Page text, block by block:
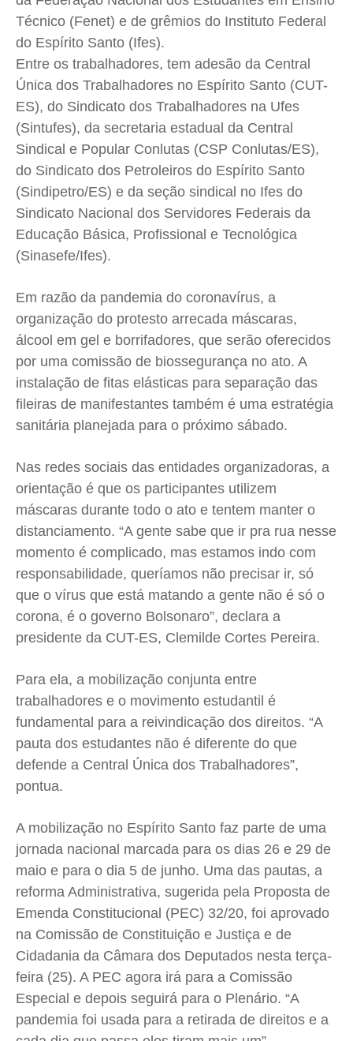
Técnico (Fenet) e de grêmios do Instituto Federal
do Espírito Santo (Ifes).
Entre os trabalhadores, tem adesão da Central
Única dos Trabalhadores no Espírito Santo (CUT-
ES), do Sindicato dos Trabalhadores na Ufes
(Sintufes), da secretaria estadual da Central
Sindical e Popular Conlutas (CSP Conlutas/ES),
do Sindicato dos Petroleiros do Espírito Santo
(Sindipetro/ES) e da seção sindical no Ifes do
Sindicato Nacional dos Servidores Federais da
Educação Básica, Profissional e Tecnológica
(Sinasefe/Ifes).
Em razão da pandemia do coronavírus, a
organização do protesto arrecada máscaras,
álcool em gel e borrifadores, que serão oferecidos
por uma comissão de biossegurança no ato. A
instalação de fitas elásticas para separação das
fileiras de manifestantes também é uma estratégia
sanitária planejada para o próximo sábado.
Nas redes sociais das entidades organizadoras, a
orientação é que os participantes utilizem
máscaras durante todo o ato e tentem manter o
distanciamento. “A gente sabe que ir pra rua nesse
momento é complicado, mas estamos indo com
responsabilidade, queríamos não precisar ir, só
que o vírus que está matando a gente não é só o
corona, é o governo Bolsonaro”, declara a
presidente da CUT-ES, Clemilde Cortes Pereira.
Para ela, a mobilização conjunta entre
trabalhadores e o movimento estudantil é
fundamental para a reivindicação dos direitos. “A
pauta dos estudantes não é diferente do que
defende a Central Única dos Trabalhadores”,
pontua.
A mobilização no Espírito Santo faz parte de uma
jornada nacional marcada para os dias 26 e 29 de
maio e para o dia 5 de junho. Uma das pautas, a
reforma Administrativa, sugerida pela Proposta de
Emenda Constitucional (PEC) 32/20, foi aprovado
na Comissão de Constituição e Justiça e de
Cidadania da Câmara dos Deputados nesta terça-
feira (25). A PEC agora irá para a Comissão
Especial e depois seguirá para o Plenário. “A
pandemia foi usada para a retirada de direitos e a